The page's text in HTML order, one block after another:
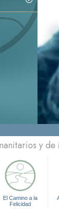
y
El Camino a la
Felicidad